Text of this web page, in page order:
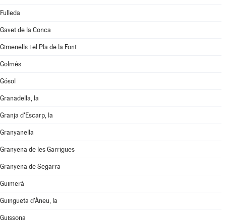
Fulleda
Gavet de la Conca
Gimenells i el Pla de la Font
Golmés
Gósol
Granadella, la
Granja d'Escarp, la
Granyanella
Granyena de les Garrigues
Granyena de Segarra
Guimerà
Guingueta d'Àneu, la
Guissona